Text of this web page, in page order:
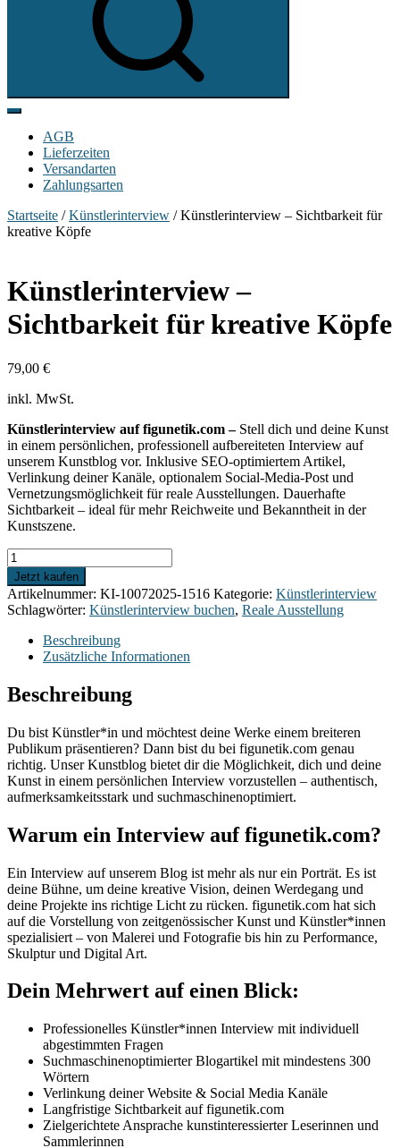
Show
secondary
sidebar
Header
Widget
Wrapper
AGB
Lieferzeiten
Versandarten
Zahlungsarten
Startseite /Künstlerinterview / Künstlerinterview – Sichtbarkeit für
kreative Köpfe
Künstlerinterview –
Sichtbarkeit für kreative Köpfe
79,00 €
inkl. MwSt.
Künstlerinterview auf figunetik.com – Stell dich und deine Kunst
in einem persönlichen, professionell aufbereiteten Interview auf
unserem Kunstblog vor. Inklusive SEO-optimiertem Artikel,
Verlinkung deiner Kanäle, optionalem Social-Media-Post und
Vernetzungsmöglichkeit für reale Ausstellungen. Dauerhafte
Sichtbarkeit – ideal für mehr Reichweite und Bekanntheit in der
Kunstszene.
Künstlerinterview
-
Sichtbarkeit
für
kreative
Köpfe
Menge
Jetzt kaufen
Artikelnummer: KI-10072025-1516 Kategorie: Künstlerinterview
Schlagwörter: Künstlerinterview buchen, Reale Ausstellung
Beschreibung
Zusätzliche Informationen
Beschreibung
Du bist Künstler*in und möchtest deine Werke einem breiteren
Publikum präsentieren? Dann bist du bei figunetik.com genau
richtig. Unser Kunstblog bietet dir die Möglichkeit, dich und deine
Kunst in einem persönlichen Interview vorzustellen – authentisch,
aufmerksamkeitsstark und suchmaschinenoptimiert.
Warum ein Interview auf figunetik.com?
Ein Interview auf unserem Blog ist mehr als nur ein Porträt. Es ist
deine Bühne, um deine kreative Vision, deinen Werdegang und
deine Projekte ins richtige Licht zu rücken. figunetik.com hat sich
auf die Vorstellung von zeitgenössischer Kunst und Künstler*innen
spezialisiert – von Malerei und Fotografie bis hin zu Performance,
Skulptur und Digital Art.
Dein Mehrwert auf einen Blick:
Professionelles Künstler*innen Interview mit individuell
abgestimmten Fragen
Suchmaschinenoptimierter Blogartikel mit mindestens 300
Wörtern
Verlinkung deiner Website & Social Media Kanäle
Langfristige Sichtbarkeit auf figunetik.com
Zielgerichtete Ansprache kunstinteressierter Leserinnen und
Sammlerinnen